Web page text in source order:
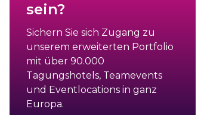
sein?
Sichern Sie sich Zugang zu
unserem erweiterten Portfolio
mit über 90.000
Tagungshotels, Teamevents
und Eventlocations in ganz
Europa.